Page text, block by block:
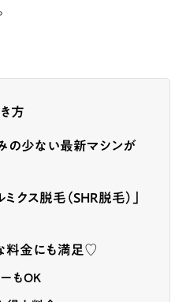
方
少ない最新マシンが
クス脱毛（SHR脱毛）」
料金にも満足♡
ーもOK